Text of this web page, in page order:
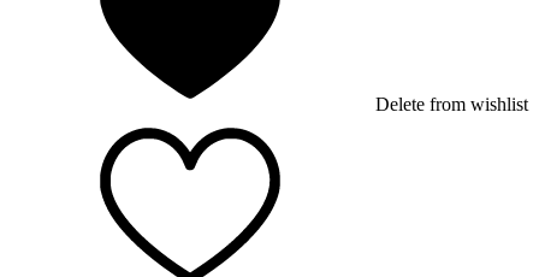
Delete from wishlist